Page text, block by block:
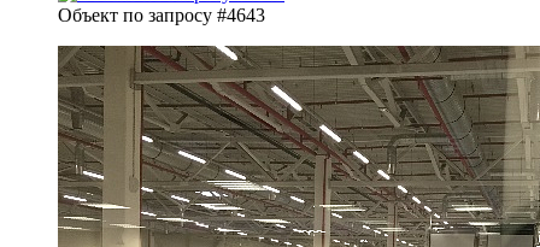
Объект по запросу #4643